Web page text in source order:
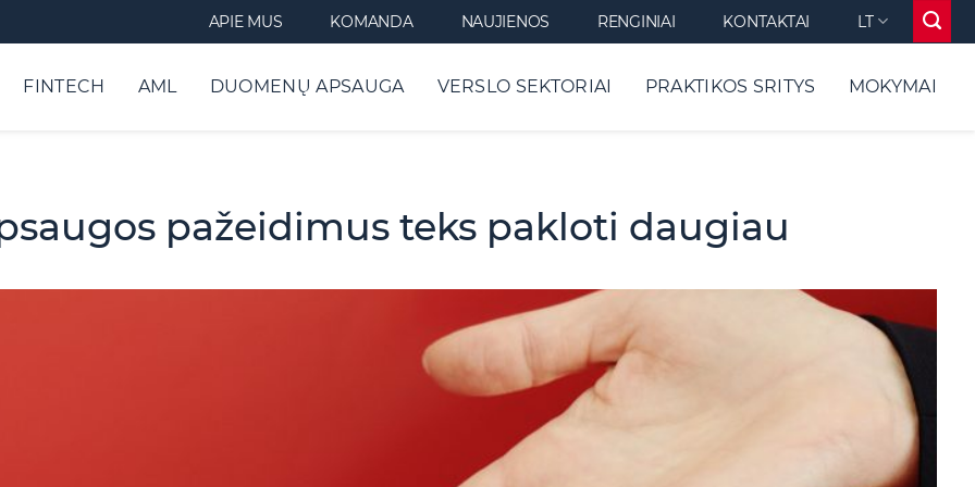
APIE MUS KOMANDA NAUJIENOS RENGINIAI KONTAKTAI LT
FINTECH AML DUOMENŲ APSAUGA VERSLO SEKTORIAI PRAKTIKOS SRITYS MOKYMAI
pažeidimus teks pakloti daugiau